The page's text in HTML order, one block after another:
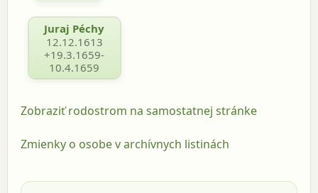
Juraj Péchy
12.12.1613
+19.3.1659-
10.4.1659
Zobraziť rodostrom na samostatnej stránke
Zmienky o osobe v archívnych listinách